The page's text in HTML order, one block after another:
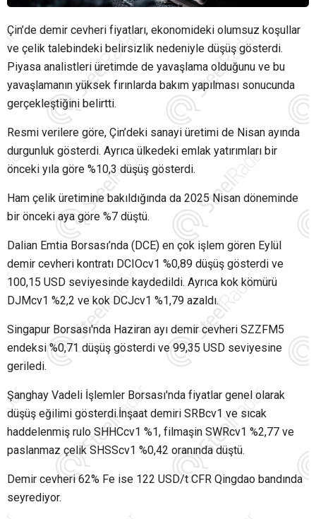
Çin’de demir cevheri fiyatları, ekonomideki olumsuz koşullar
ve çelik talebindeki belirsizlik nedeniyle düşüş gösterdi.
Piyasa analistleri üretimde de yavaşlama olduğunu ve bu
yavaşlamanın yüksek fırınlarda bakım yapılması sonucunda
gerçekleştiğini belirtti.
Resmi verilere göre, Çin’deki sanayi üretimi de Nisan ayında
durgunluk gösterdi. Ayrıca ülkedeki emlak yatırımları bir
önceki yıla göre %10,3 düşüş gösterdi.
Ham çelik üretimine bakıldığında da 2025 Nisan döneminde
bir önceki aya göre %7 düştü.
Dalian Emtia Borsası’nda (DCE) en çok işlem gören Eylül
demir cevheri kontratı DCIOcv1 %0,89 düşüş gösterdi ve
100,15 USD seviyesinde kaydedildi. Ayrıca kok kömürü
DJMcv1 %2,2 ve kok DCJcv1 %1,79 azaldı.
Singapur Borsası'nda Haziran ayı demir cevheri SZZFM5
endeksi %0,71 düşüş gösterdi ve 99,35 USD seviyesine
geriledi.
Şanghay Vadeli İşlemler Borsası'nda fiyatlar genel olarak
düşüş eğilimi gösterdi.İnşaat demiri SRBcv1 ve sıcak
haddelenmiş rulo SHHCcv1 %1, filmaşin SWRcv1 %2,77 ve
paslanmaz çelik SHSScv1 %0,42 oranında düştü.
Demir cevheri 62% Fe ise 122 USD/t CFR Qingdao bandında
seyrediyor.